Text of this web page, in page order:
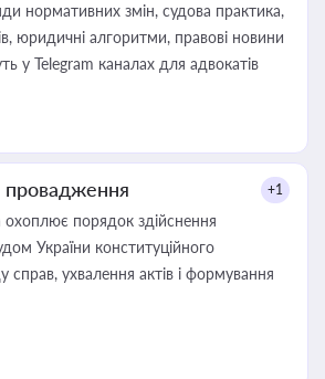
нормативних змін, судова практика,
юридичні алгоритми, правові новини
у Telegram каналах для адвокатів
провадження +1
охоплює порядок здійснення
України конституційного
справ, ухвалення актів і формування